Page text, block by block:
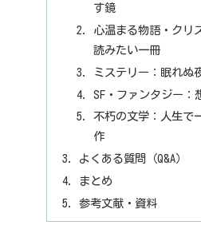
す鏡
心温まる物語・クリ
読みたい一冊
ミステリー：眠れぬ
SF・ファンタジー：
不朽の文学：人生で
作
よくある質問（Q&A）
まとめ
参考文献・資料